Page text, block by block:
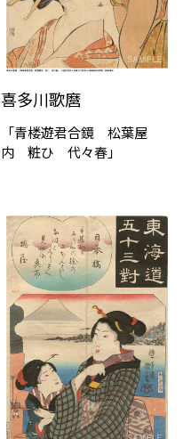
喜多川歌麿
「⻘楼遊君合鏡 松葉屋
内 粧ひ 代々春」